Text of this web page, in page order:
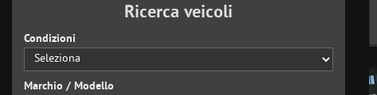
Ricerca veicoli
Condizioni
Marchio / Modello